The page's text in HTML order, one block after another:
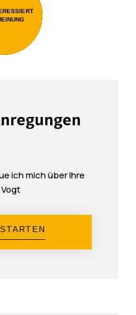
ich mich über Ihre